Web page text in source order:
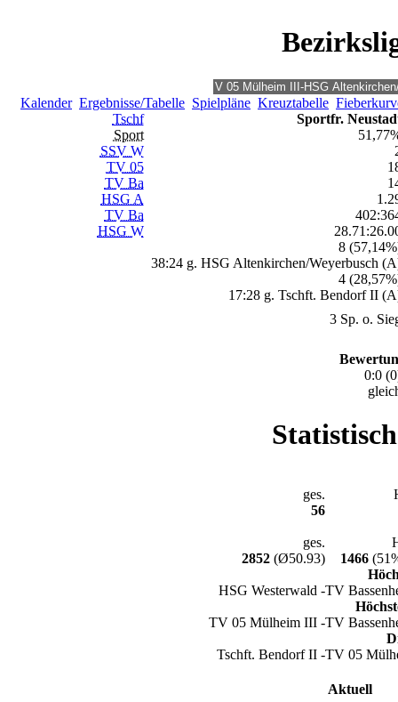
Kalender Ergebnisse/Tabelle Spielpläne Kreuztabelle
Tschf
Sport
SSV W
TV 05
TV Ba
HSG A
TV Ba
HSG W
Sportfr.
8
38:24 g. HSG Altenkirchen/Weyerbusch
4
17:28 g. Tschft. Bendorf II
3 Sp. o.
0:0
ges.
56
ges.
2852 (Ø50.93) 1466
HSG Westerwald -TV
TV 05 Mülheim III -TV
Tschft. Bendorf II -TV 05
Aktuell